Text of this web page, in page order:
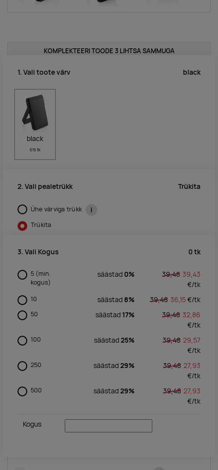
KOMPLEKTEERI TOODE 3 LIHTSA SAMMUGA
1. Vali toote värv black
black
515 tk
2. Vali pealetrükk Trükita
Ühe värviga trükk i
Trükita
3. Vali Kogus 0 tk
5 (min.
kogus)
säästad 0% 39,48 39,43
€/tk
10 säästad 8% 39,48 36,15€/tk
50 säästad 17% 39,48 32,86
€/tk
100 säästad25% 39,48 29,57
€/tk
250 säästad29% 39,48 27,93
€/tk
500 säästad29% 39,48 27,93
€/tk
Kogus